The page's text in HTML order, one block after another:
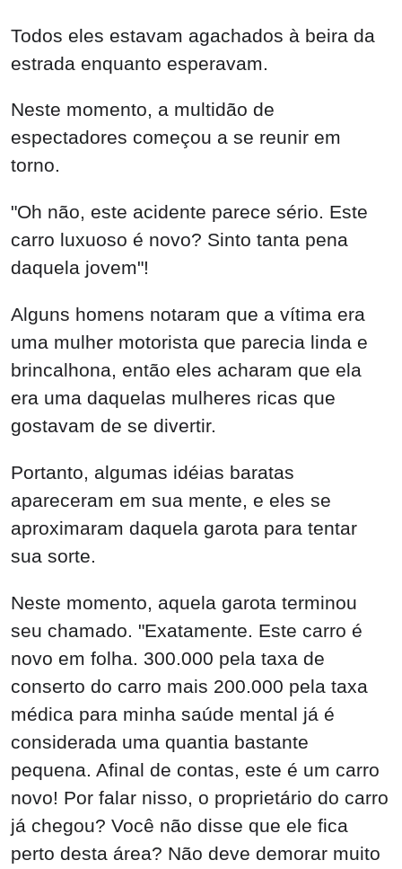
Todos eles estavam agachados à beira da
estrada enquanto esperavam.
Neste momento, a multidão de
espectadores começou a se reunir em
torno.
"Oh não, este acidente parece sério. Este
carro luxuoso é novo? Sinto tanta pena
daquela jovem"!
Alguns homens notaram que a vítima era
uma mulher motorista que parecia linda e
brincalhona, então eles acharam que ela
era uma daquelas mulheres ricas que
gostavam de se divertir.
Portanto, algumas idéias baratas
apareceram em sua mente, e eles se
aproximaram daquela garota para tentar
sua sorte.
Neste momento, aquela garota terminou
seu chamado. "Exatamente. Este carro é
novo em folha. 300.000 pela taxa de
conserto do carro mais 200.000 pela taxa
médica para minha saúde mental já é
considerada uma quantia bastante
pequena. Afinal de contas, este é um carro
novo! Por falar nisso, o proprietário do carro
já chegou? Você não disse que ele fica
perto desta área? Não deve demorar muito